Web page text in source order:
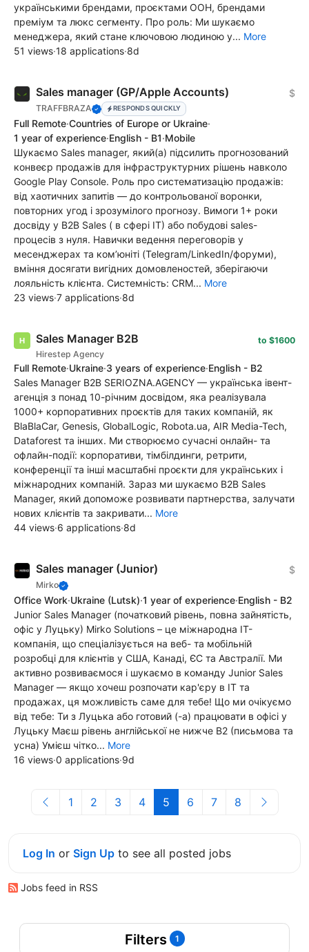
українськими брендами, проєктами ООН, брендами
преміум та люкс сегменту. Про роль: Ми шукаємо
менеджера, який стане ключовою людиною у... More
51 views·18 applications·8d
Sales manager (GP/Apple Accounts)
TRAFFBRAZA RESPONDS QUICKLY
$
Full Remote·Countries of Europe or Ukraine·
1 year of experience·English - B1·Mobile
Шукаємо Sales manager, який(а) підсилить прогнозований
конвеєр продажів для інфраструктурних рішень навколо
Google Play Console. Роль про систематизацію продажів:
від хаотичних запитів — до контрольованої воронки,
повторних угод і зрозумілого прогнозу. Вимоги 1+ роки
досвіду у B2B Sales ( в сфері IT) або побудові sales-
процесів з нуля. Навички ведення переговорів у
месенджерах та комʼюніті (Telegram/LinkedIn/форуми),
вміння досягати вигідних домовленостей, зберігаючи
лояльність клієнта. Системність: CRM... More
23 views·7 applications·8d
Sales Manager В2В
Hirestep Agency
to $1600
Full Remote·Ukraine·3 years of experience·English - B2
Sales Manager В2В SERIOZNA.AGENCY — українська івент-
агенція з понад 10-річним досвідом, яка реалізувала
1000+ корпоративних проєктів для таких компаній, як
BlaBlaCar, Genesis, GlobalLogic, Robota.ua, AIR Media-Tech,
Dataforest та інших. Ми створюємо сучасні онлайн- та
офлайн-події: корпоративи, тімбілдинги, ретрити,
конференції та інші масштабні проєкти для українських і
міжнародних компаній. Зараз ми шукаємо B2B Sales
Manager, який допоможе розвивати партнерства, залучати
нових клієнтів та закривати... More
44 views·6 applications·8d
Sales manager (Junior)
Mirko
$
Office Work·Ukraine (Lutsk)·1 year of experience·English - B2
Junior Sales Manager (початковий рівень, повна зайнятість,
офіс у Луцьку) Mirko Solutions – це міжнародна ІТ-
компанія, що спеціалізується на веб- та мобільній
розробці для клієнтів у США, Канаді, ЄС та Австралії. Ми
активно розвиваємося і шукаємо в команду Junior Sales
Manager — якщо хочеш розпочати кар'єру в ІТ та
продажах, ця можливість саме для тебе! Що ми очікуємо
від тебе: Ти з Луцька або готовий (-а) працювати в офісі у
Луцьку Маєш рівень англійської не нижче B2 (письмова та
усна) Умієш чітко... More
16 views·0 applications·9d
1 2 3 4 5 6 7 8
Log In or Sign Up to see all posted jobs
Jobs feed in RSS
Filters 1